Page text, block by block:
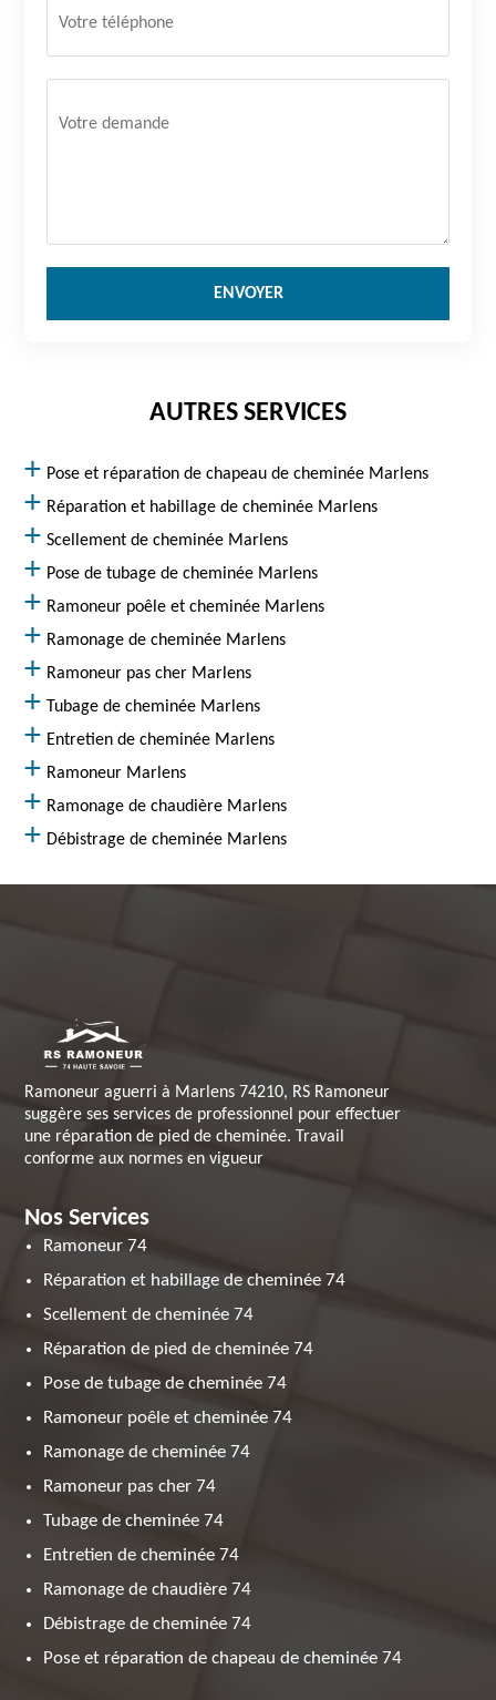
AUTRES SERVICES
Pose et réparation de chapeau de cheminée Marlens
Réparation et habillage de cheminée Marlens
Scellement de cheminée Marlens
Pose de tubage de cheminée Marlens
Ramoneur poêle et cheminée Marlens
Ramonage de cheminée Marlens
Ramoneur pas cher Marlens
Tubage de cheminée Marlens
Entretien de cheminée Marlens
Ramoneur Marlens
Ramonage de chaudière Marlens
Débistrage de cheminée Marlens
Ramoneur aguerri à Marlens 74210, RS Ramoneur
suggère ses services de professionnel pour effectuer
une réparation de pied de cheminée. Travail
conforme aux normes en vigueur
Nos Services
Ramoneur 74
Réparation et habillage de cheminée 74
Scellement de cheminée 74
Réparation de pied de cheminée 74
Pose de tubage de cheminée 74
Ramoneur poêle et cheminée 74
Ramonage de cheminée 74
Ramoneur pas cher 74
Tubage de cheminée 74
Entretien de cheminée 74
Ramonage de chaudière 74
Débistrage de cheminée 74
Pose et réparation de chapeau de cheminée 74